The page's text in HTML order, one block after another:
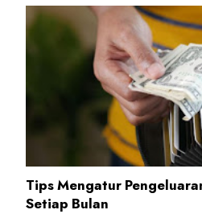
Tips Mengatur
Setiap Bulan